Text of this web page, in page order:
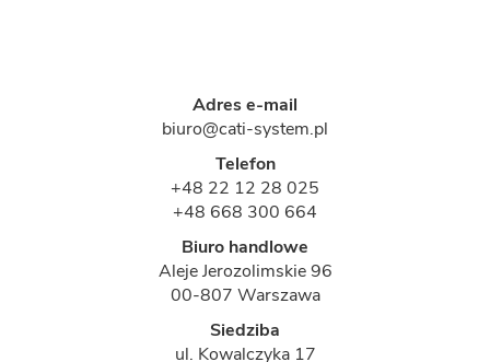
Adres e-mail
biuro@cati-system.pl
Telefon
+48 22 12 28 025
+48 668 300 664
Biuro handlowe
Aleje Jerozolimskie 96
00-807 Warszawa
Siedziba
ul. Kowalczyka 17